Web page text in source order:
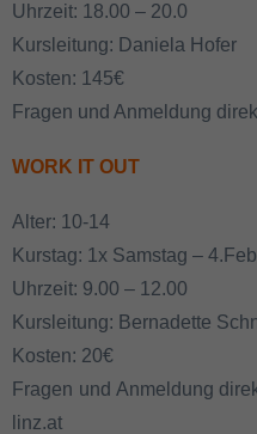
Uhrzeit: 18.00 – 20.0
Kursleitung: Daniela Hofer
Kosten: 145€
Fragen und Anmeldung
WORK IT OUT
Alter: 10-14
Kurstag: 1x Samstag –
Uhrzeit: 9.00 – 12.00
Kursleitung: Bernadette
Kosten: 20€
Fragen und Anmeldung
linz.at